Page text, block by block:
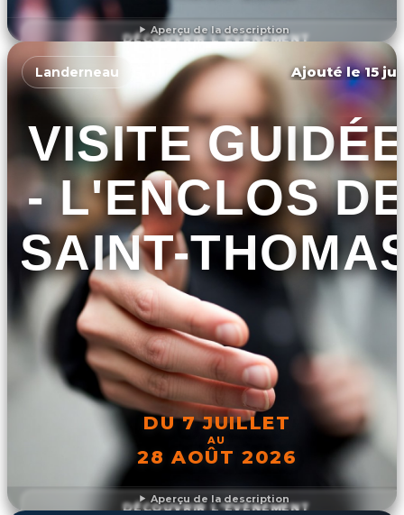
Aperçu de la description
DÉCOUVRIR L'ÉVÉNEMENT
Aperçu de la description
Landerneau Ajouté le 15
VISITE
- L'ENCLOS
SAINT-
DU 7 JUILLET
AU
28 AOÛT 2026
DÉCOUVRIR L'ÉVÉNEMENT